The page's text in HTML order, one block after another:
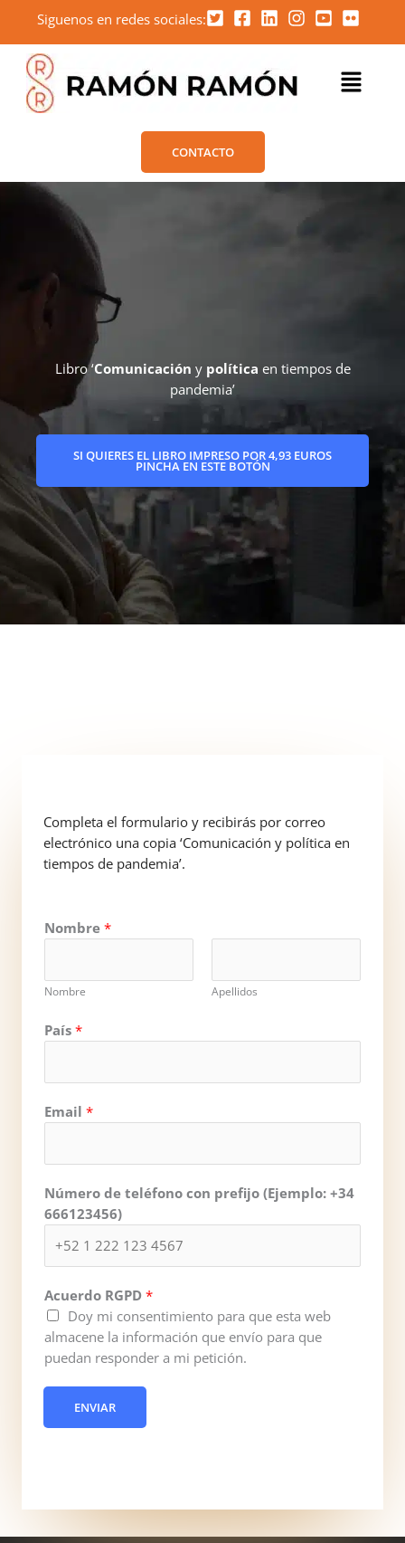
contenido
Siguenos en redes sociales:
Menú
CONTACTO
Libro ‘Comunicación y política en tiempos de
pandemia’
SI QUIERES EL LIBRO IMPRESO POR 4,93 EUROS
PINCHA EN ESTE BOTÓN
Completa el formulario y recibirás por correo
electrónico una copia ‘Comunicación y política en
tiempos de pandemia’.
Nombre *
Nombre Apellidos
País *
Email *
Número de teléfono con prefijo (Ejemplo: +34
666123456)
Acuerdo RGPD *
Doy mi consentimiento para que esta web
almacene la información que envío para que
puedan responder a mi petición.
ENVIAR